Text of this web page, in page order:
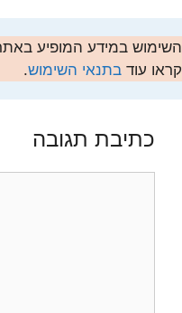
השימוש במידע המופיע
קראו עוד בתנאי השימוש.
כתיבת תגובה